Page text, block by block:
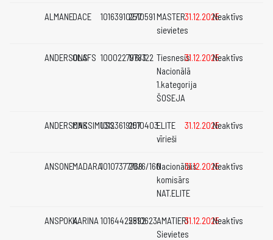
ALMANEDACE 101639102772510591MASTER
sievietes
31.12.2025Neaktīvs
ANDERSONS
OLAFS 10002279783
1/6/122 Tiesnesis
Nacionālā
1.kategorija
ŠOSEJA
31.12.2025Neaktīvs
ANDERSONSMAKSIMUSS101236191072510403ELITE
vīrieši
31.12.2025Neaktīvs
ANSONEMADARA1010737776820/6/160Nacionālais
komisārs
NAT.ELITE
31.12.2025Neaktīvs
ANSPOKAKARINA 10164425892
2510623AMATIERI
Sievietes
31.12.2025Neaktīvs